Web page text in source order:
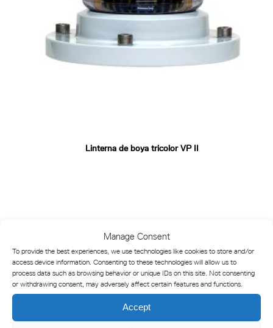
Manage Consent
To provide the best experiences, we use technologies like cookies to store and/or
access device information. Consenting to these technologies will allow us to
process data such as browsing behavior or unique IDs on this site. Not consenting
or withdrawing consent, may adversely affect certain features and functions.
Accept
Linterna de boya tricolor VP II